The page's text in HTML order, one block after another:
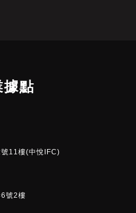
據點
11樓(中悅IFC)
號2樓